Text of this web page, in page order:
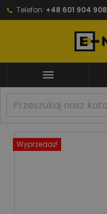
Telefon: +48 601 904 908

Wyprzedaż!